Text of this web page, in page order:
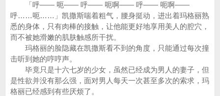
「呼—— 呃—— 呼—— 呃啊—— 呼—— 呃啊——
呼……呃……」凯撒斯喘着粗气，腰身挺动，进出着玛格丽熟
悉的身体，只有肉棒的接触，让他能更好地享用美人的腔穴，
而不被她滑嫩的肌肤触感所干扰。
玛格丽的脸隐藏在凯撒斯看不到的角度，只能通过每次撞
击听到她的哼哼声。
毕竟只是十六七岁的少女，虽然已经成为男人的妻子，但
是性欲并没有那么强，面对男人每天一次甚至多次的索求，玛
格丽已经感到有些厌烦了。